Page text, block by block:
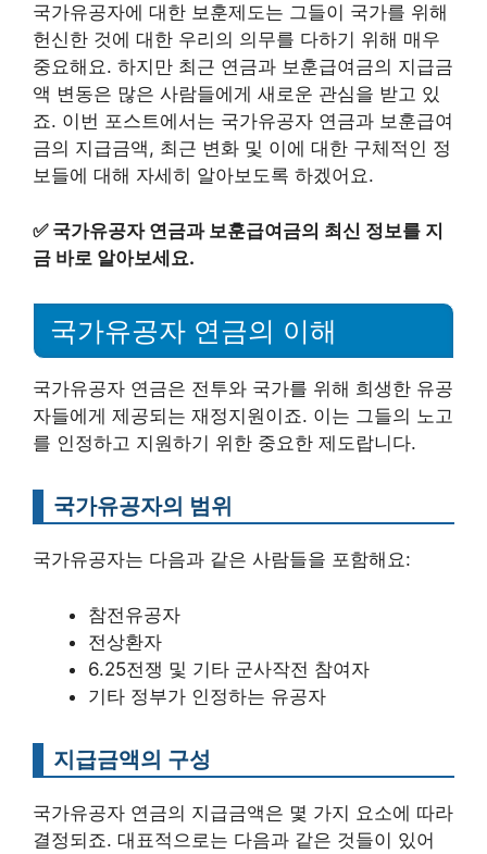
국가유공자에 대한 보훈제도는 그들이 국가를 위해
헌신한 것에 대한 우리의 의무를 다하기 위해 매우
중요해요. 하지만 최근 연금과 보훈급여금의 지급금
액 변동은 많은 사람들에게 새로운 관심을 받고 있
죠. 이번 포스트에서는 국가유공자 연금과 보훈급여
금의 지급금액, 최근 변화 및 이에 대한 구체적인 정
보들에 대해 자세히 알아보도록 하겠어요.
✅ 국가유공자 연금과 보훈급여금의 최신 정보를 지
금 바로 알아보세요.
국가유공자 연금의 이해
국가유공자 연금은 전투와 국가를 위해 희생한 유공
자들에게 제공되는 재정지원이죠. 이는 그들의 노고
를 인정하고 지원하기 위한 중요한 제도랍니다.
국가유공자의 범위
국가유공자는 다음과 같은 사람들을 포함해요:
참전유공자
전상환자
6.25전쟁 및 기타 군사작전 참여자
기타 정부가 인정하는 유공자
지급금액의 구성
국가유공자 연금의 지급금액은 몇 가지 요소에 따라
결정되죠. 대표적으로는 다음과 같은 것들이 있어